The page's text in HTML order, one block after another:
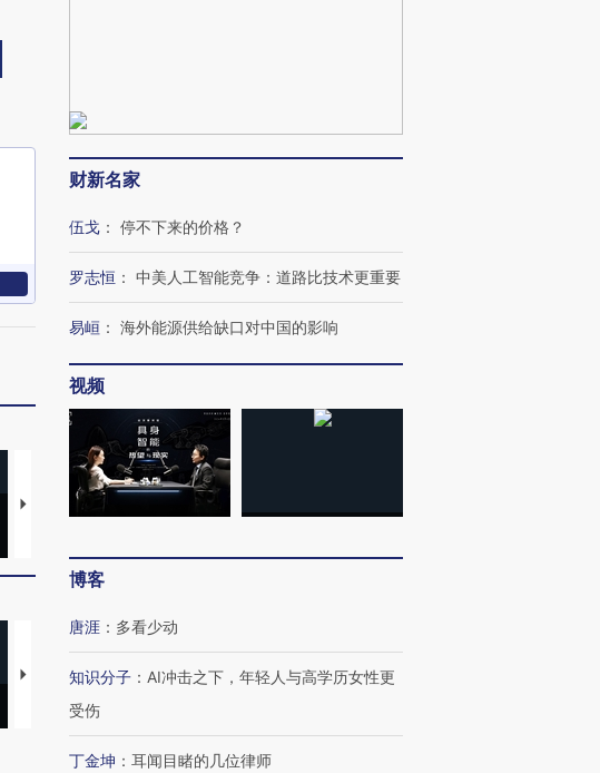
马航飞行员跨国走私7万
视线｜HYROX的吸金
【推广】走进第四届链博
【商旅对话】华住集团
财新名家
伍戈 ： 停不下来的价格？
罗志恒 ： 中美人工智能竞争：道路比技术更重要
易峘 ： 海外能源供给缺口对中国的影响
视频
博客
唐涯 ： 多看少动
知识分子 ： AI冲击之下，年轻人与高学历女性更
受伤
丁金坤 ： 耳闻目睹的几位律师